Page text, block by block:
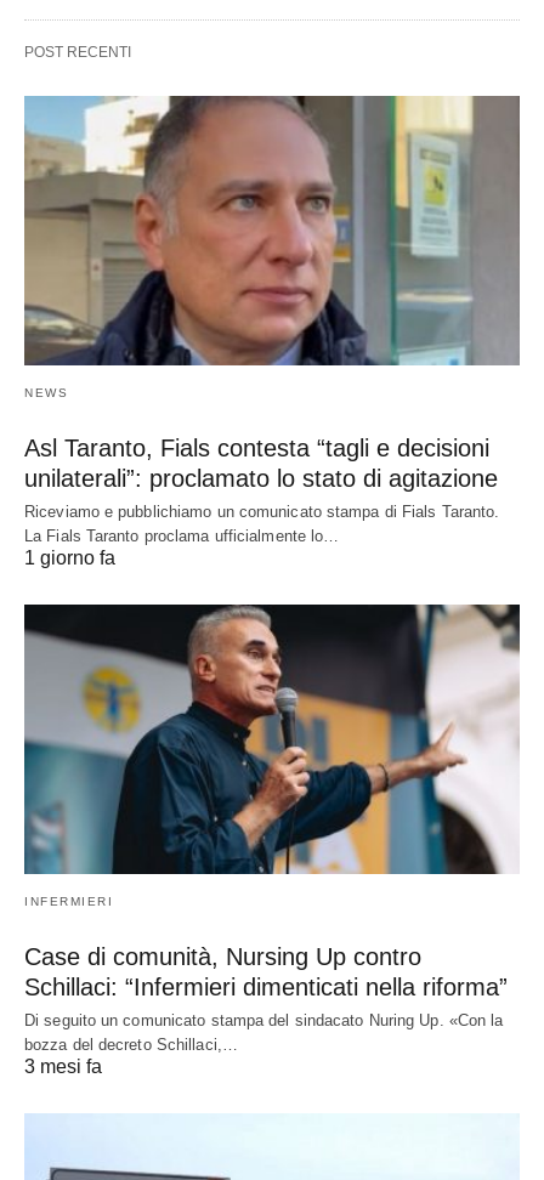
POST RECENTI
NEWS
Asl Taranto, Fials contesta “tagli e decisioni
unilaterali”: proclamato lo stato di agitazione
Riceviamo e pubblichiamo un comunicato stampa di Fials Taranto.
La Fials Taranto proclama ufficialmente lo…
1 giorno fa
INFERMIERI
Case di comunità, Nursing Up contro
Schillaci: “Infermieri dimenticati nella riforma”
Di seguito un comunicato stampa del sindacato Nuring Up. «Con la
bozza del decreto Schillaci,…
3 mesi fa